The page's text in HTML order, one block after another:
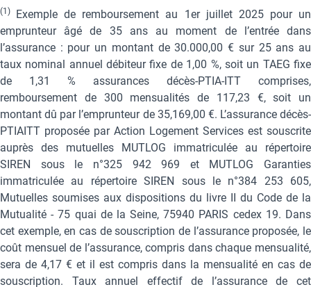
(1) Exemple de remboursement au 1er juillet 2025 pour un
emprunteur âgé de 35 ans au moment de l’entrée dans
l’assurance : pour un montant de 30.000,00 € sur 25 ans au
taux nominal annuel débiteur fixe de 1,00 %, soit un TAEG fixe
de 1,31 % assurances décès-PTIA-ITT comprises,
remboursement de 300 mensualités de 117,23 €, soit un
montant dû par l’emprunteur de 35,169,00 €. L’assurance décès-
PTIAITT proposée par Action Logement Services est souscrite
auprès des mutuelles MUTLOG immatriculée au répertoire
SIREN sous le n°325 942 969 et MUTLOG Garanties
immatriculée au répertoire SIREN sous le n°384 253 605,
Mutuelles soumises aux dispositions du livre II du Code de la
Mutualité - 75 quai de la Seine, 75940 PARIS cedex 19. Dans
cet exemple, en cas de souscription de l’assurance proposée, le
coût mensuel de l’assurance, compris dans chaque mensualité,
sera de 4,17 € et il est compris dans la mensualité en cas de
souscription. Taux annuel effectif de l’assurance de cet